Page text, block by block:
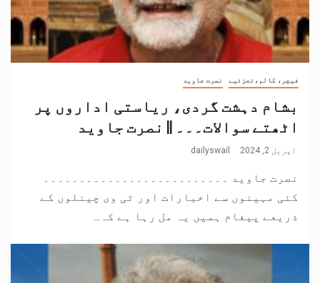
فیچر، کالم،تجزئیے نصرت جاوید
بشام دہشت گردی، ریاستی اداروں پر
اٹھتے سوالات۔۔۔ || نصرت جاوید
اپریل 2, 2024 dailyswail
نصرت جاوید ۔۔۔۔۔۔۔۔۔۔۔۔۔۔۔۔۔۔۔۔۔۔۔۔۔۔
کئی مہینوں سے اخبارات اور ٹی وی چینلوں کے
ذریعے پیغام ہمیں یہ مل رہا ہے کہ...